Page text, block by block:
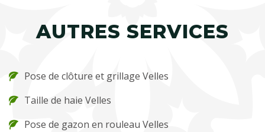
AUTRES SERVICES
Pose de clôture et grillage Velles
Taille de haie Velles
Pose de gazon en rouleau Velles